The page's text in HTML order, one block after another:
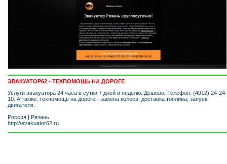
ЭВАКУАТОР62 - ТЕХПОМОЩЬ НА ДОРОГЕ
Услуги эвакуатора 24 часа в сутки 7 дней в неделю. Дешево. Телефон: (4912) 24-24-
10. А также, техпомощь на дороге - замена колеса, доставка топлива, запуск
двигателя.
Россия | Рязань
http://evakuator62.ru